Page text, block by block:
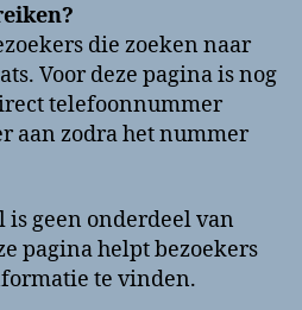
bellen?
Telefoonnummer
en
contactinformatie
die zoeken naar
Voor deze pagina is nog
telefoonnummer
aan zodra het nummer
geen onderdeel van
pagina helpt bezoekers
te vinden.